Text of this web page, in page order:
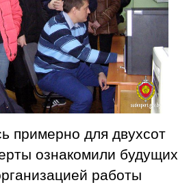
примерно для двухсот
ознакомили будущих
работы